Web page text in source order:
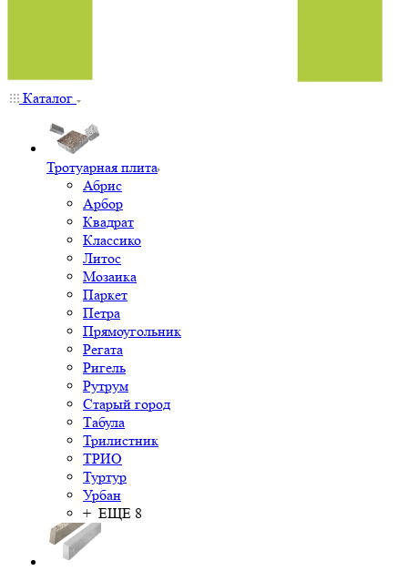
Каталог
Тротуарная плита
Абрис
Арбор
Квадрат
Классико
Литос
Мозаика
Паркет
Петра
Прямоугольник
Регата
Ригель
Рутрум
Старый город
Табула
Трилистник
ТРИО
Туртур
Урбан
+ ЕЩЕ 8